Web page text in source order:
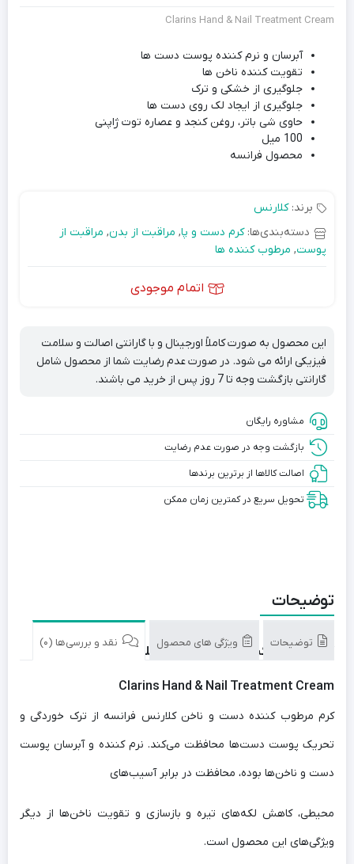
Clarins Hand & Nail Treatment Cream
آبرسان و نرم کننده پوست دست ها
تقویت کننده ناخن ها
جلوگیری از خشکی و ترک
جلوگیری از ایجاد لک روی دست ها
حاوی شی باتر، روغن کنجد و عصاره توت ژاپنی
100 میل
محصول فرانسه
برند:کلارنس
دسته‌بندی‌ها:کرم دست و پا, مراقبت از بدن, مراقبت از
پوست, مرطوب کننده ها
اتمام موجودی
این محصول به صورت کاملاً اورجینال و با گارانتی اصالت و سلامت
فیزیکی ارائه می شود. در صورت عدم رضایت شما از محصول شامل
گارانتی بازگشت وجه تا 7 روز پس از خرید می باشند.
مشاوره رایگان
بازگشت وجه در صورت عدم رضایت
اصالت کالاها از برترین برندها
تحویل سریع در کمترین زمان ممکن
توضیحات ویژگی های محصول نقد و بررسی‌ها (0)
توضیحات
کرم مرطوب کننده دست و ناخن کلارنس
Clarins Hand & Nail Treatment Cream
کرم مرطوب کننده دست و ناخن کلارنس فرانسه از ترک خوردگی و
تحریک پوست دست‌ها محافظت می‌کند. نرم کننده و آبرسان پوست
دست و ناخن‌ها بوده، محافظت در برابر آسیب‌های
محیطی، کاهش لکه‌های تیره و بازسازی و تقویت ناخن‌ها از دیگر
ویژگی‌های این محصول است.